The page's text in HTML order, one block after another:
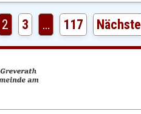
2 3 … 117 Nächste